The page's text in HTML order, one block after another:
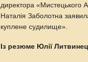
директора «Мистецького
Наталія Заболотна
куплене судилище».
Із резюме Юлії